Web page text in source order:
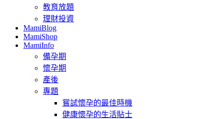
教育放題
理財投資
MamiBlog
MamiShop
MamiInfo
備孕期
懷孕期
產後
專題
嘗試懷孕的最佳時機
健康懷孕的生活貼士